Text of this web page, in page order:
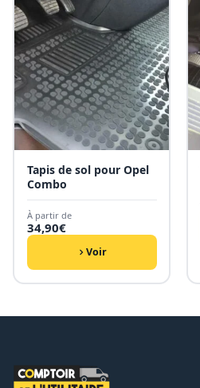
Tapis de sol pour Opel
Combo
À partir de
34,90€
Voir